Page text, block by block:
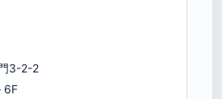
3-2-2
6F